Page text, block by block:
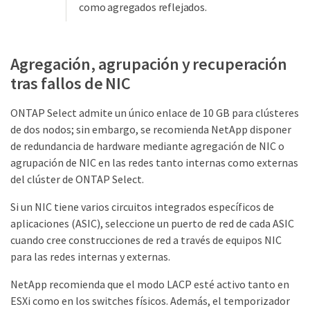
como agregados reflejados.
Agregación, agrupación y recuperación
tras fallos de NIC
ONTAP Select admite un único enlace de 10 GB para clústeres
de dos nodos; sin embargo, se recomienda NetApp disponer
de redundancia de hardware mediante agregación de NIC o
agrupación de NIC en las redes tanto internas como externas
del clúster de ONTAP Select.
Si un NIC tiene varios circuitos integrados específicos de
aplicaciones (ASIC), seleccione un puerto de red de cada ASIC
cuando cree construcciones de red a través de equipos NIC
para las redes internas y externas.
NetApp recomienda que el modo LACP esté activo tanto en
ESXi como en los switches físicos. Además, el temporizador